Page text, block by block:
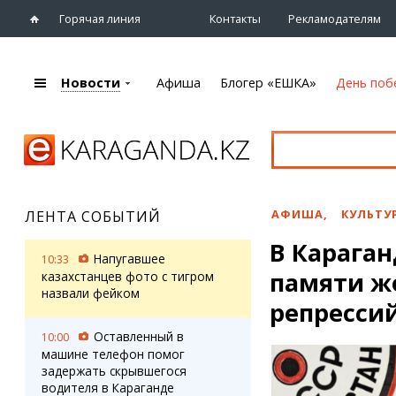
Горячая линия Контакты Рекламодателям
Караганды
eTV
Рассылка новостей
Персоны
Афиша
Театры
Спорт
Выставки
Цирк и зоопарк
Блогер «ЕШКА»
Лента блогера
Карты
Web-камеры
Новости Афиша Блогер «ЕШКА» День
ЛЕНТА СОБЫТИЙ
10:33
Напугавшее
казахстанцев фото с тигром
назвали фейком
10:00
Оставленный в
машине телефон помог
задержать скрывшегося
водителя в Караганде
АФИША,
В
памяти